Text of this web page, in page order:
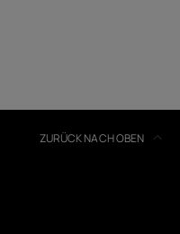
ZURÜCK NACH OBEN